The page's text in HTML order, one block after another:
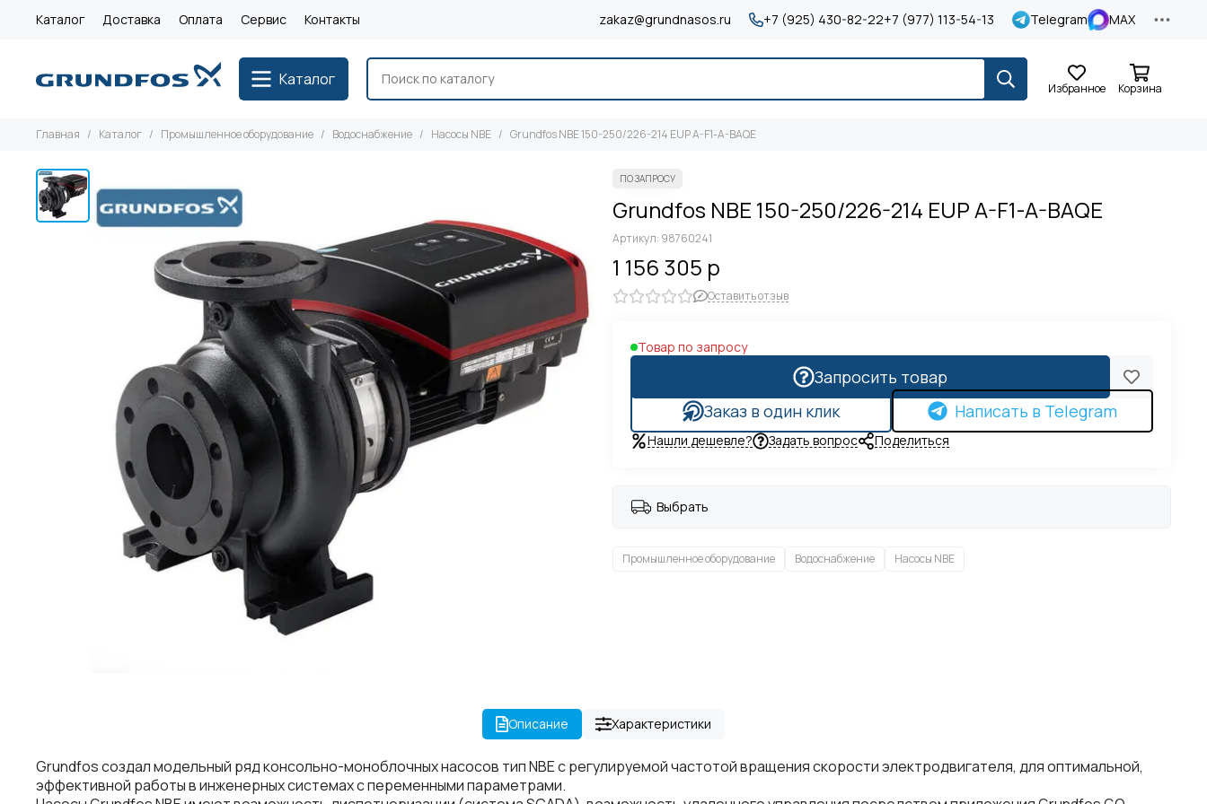
Каталог Доставка Оплата Сервис Контакты zakaz@grundnasos.ru +7 (925) 430-82-22+7 (977) 113-54-13 Telegram MAX
Каталог Избранное Корзина
Главная Каталог Промышленное оборудование Водоснабжение Насосы NBE Grundfos NBE 150-250/226-214 EUP A-F1-A-BAQE
Grundfos NBE 150-250/226-214 EUP A-F1-A-BAQE
Артикул: 98760241
1 156 305 р
Оставить отзыв
Товар по запросу
Запросить товар
Заказ в один клик
Написать в Telegram
Нашли дешевле? Задать вопрос Поделиться
Выбрать
Промышленное оборудование Водоснабжение Насосы NBE
Описание Характеристики
Grundfos создал модельный ряд консольно-моноблочных насосов тип NBE с регулируемой частотой вращения скорости электродвигателя, для оптимальной,
эффективной работы в инженерных системах с переменными параметрами.